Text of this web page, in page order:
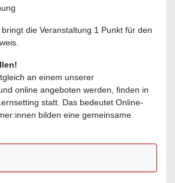
die Veranstaltung 1 Punkt für den
an einem unserer
online angeboten werden, finden in
statt. Das bedeutet Online-
bilden eine gemeinsame